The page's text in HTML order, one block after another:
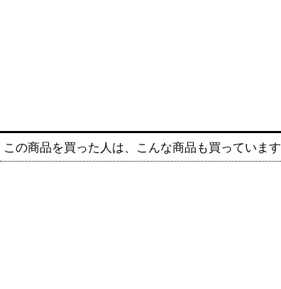
この商品を買った人は、こんな商品も買っています